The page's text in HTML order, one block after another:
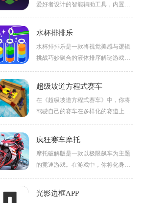
计、无后台运行的纯净体验以及从An
droid 1.5起近乎全版本的兼容性，成
为了潮人必备的娱乐利器。用户无需
爱好者设计的智能辅助工具，内置多
帮助用户逐步掌握转动规律，并在每
次成功还原中获得成就感。从手动填
色到摄像头识别，再到虚拟操作，多
种交互方式适应不同场景需求。内置
专业计时系统可记录每轮操作耗时，
水杯排排乐
水杯排排乐是一款将视觉美感与逻辑
挑战巧妙融合的液体排序解谜游戏。
明、井然有序的状态。游戏凭借直观
的操作和循序渐进的难度设计，为玩
家带来沉浸式的解谜体验，既能锻炼
思维能力，又能舒缓日常压力，是休
闲时光的理想选择。
超级坡道方程式赛车
在《超级坡道方程式赛车》中，你将
驾驶自己的赛车在多样化的赛道上飞
道。比赛中你将面对众多强劲的对
手，只有充分发挥自己的驾驶实力，
才能最终赢得胜利。
疯狂赛车摩托
摩托破解版是一款以极限飙车为主题
的竞速游戏。在游戏中，你将化身为
对手，直达终点。游戏总计提供了16
光影边框APP